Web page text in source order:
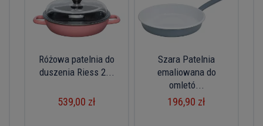
Różowa patelnia do
duszenia Riess 2...
539,00 zł
Szara Patelnia
emaliowana do
omletó...
196,90 zł